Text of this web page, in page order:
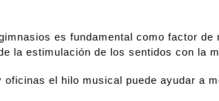
es fundamental como factor
la estimulación de los sentidos con la
el hilo musical puede ayudar a